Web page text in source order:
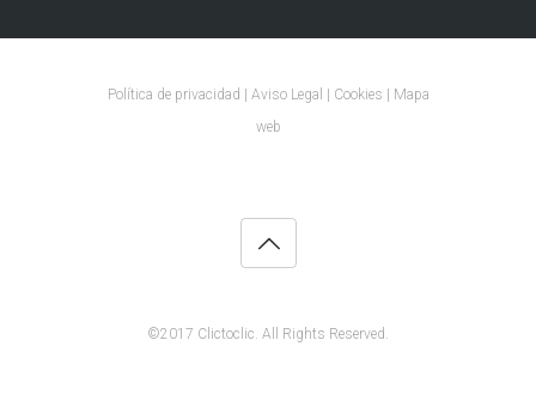
Política de privacidad Aviso Legal Cookies | Mapa
web
©2017 Clictoclic. All Rights Reserved.